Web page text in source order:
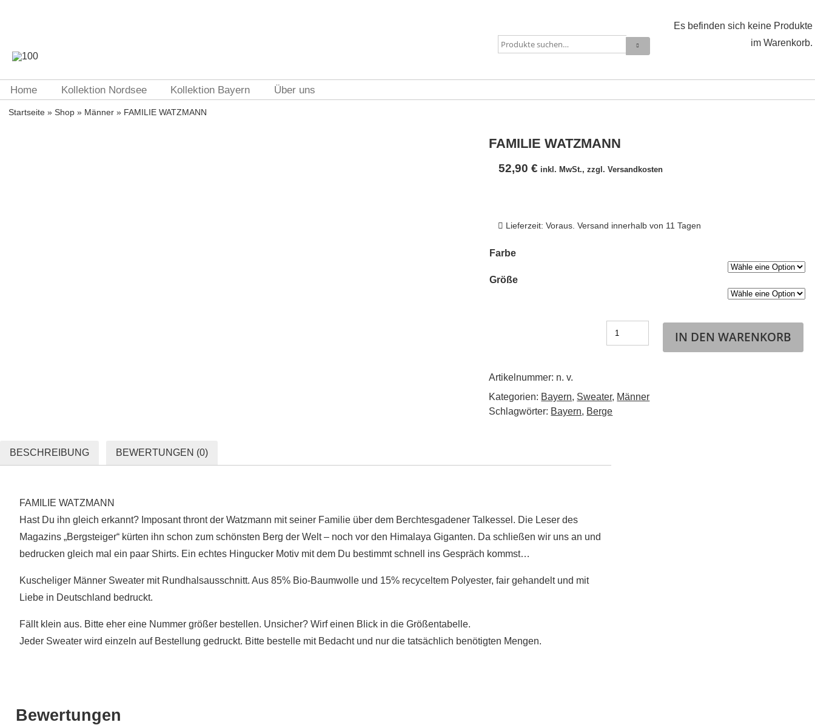
Es befinden sich keine Produkte
im Warenkorb.
Home Kollektion Nordsee Kollektion Bayern Über uns
Startseite» Shop» Männer» FAMILIE WATZMANN
FAMILIE WATZMANN
52,90€ inkl. MwSt., zzgl. Versandkosten
Lieferzeit: Voraus. Versand innerhalb von 11 Tagen
Farbe
Größe
IN DEN WARENKORB
Artikelnummer: n. v.
Kategorien: Bayern, Sweater, Männer
Schlagwörter: Bayern, Berge
BESCHREIBUNG BEWERTUNGEN (0)
FAMILIE WATZMANN
Hast Du ihn gleich erkannt? Imposant thront der Watzmann mit seiner Familie über dem Berchtesgadener Talkessel. Die Leser des
Magazins „Bergsteiger“ kürten ihn schon zum schönsten Berg der Welt – noch vor den Himalaya Giganten. Da schließen wir uns an und
bedrucken gleich mal ein paar Shirts. Ein echtes Hingucker Motiv mit dem Du bestimmt schnell ins Gespräch kommst…
Kuscheliger Männer Sweater mit Rundhalsausschnitt. Aus 85% Bio-Baumwolle und 15% recyceltem Polyester, fair gehandelt und mit
Liebe in Deutschland bedruckt.
Fällt klein aus. Bitte eher eine Nummer größer bestellen. Unsicher? Wirf einen Blick in die Größentabelle.
Jeder Sweater wird einzeln auf Bestellung gedruckt. Bitte bestelle mit Bedacht und nur die tatsächlich benötigten Mengen.
Bewertungen